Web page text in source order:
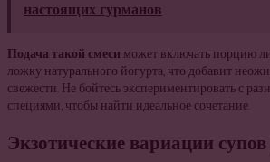
настоящих гурманов
Подача такой смеси может включать порцию
ложку натурального йогурта, что добавит
свежести. Не бойтесь экспериментировать с
специями, чтобы найти идеальное сочетание.
Экзотические вариации